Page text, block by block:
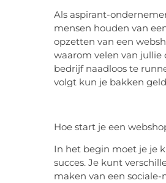
Als aspirant-
mensen houden van
opzetten van een
waarom velen van jullie
bedrijf naadloos te
volgt kun je bakken
Hoe start je een
In het begin moet je je
succes. Je kunt
maken van een